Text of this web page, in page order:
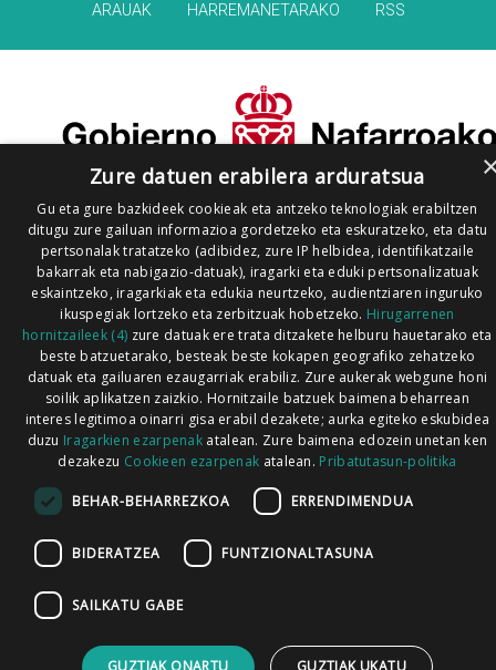
ARAUAK HARREMANETARAKO RSS
Zure datuen erabilera arduratsua
Gu eta gure bazkideek cookieak eta antzeko teknologiak erabiltzen
ditugu zure gailuan informazioa gordetzeko eta eskuratzeko, eta datu
pertsonalak tratatzeko (adibidez, zure IP helbidea, identifikatzaile
bakarrak eta nabigazio-datuak), iragarki eta eduki pertsonalizatuak
eskaintzeko, iragarkiak eta edukia neurtzeko, audientziaren inguruko
ikuspegiak lortzeko eta zerbitzuak hobetzeko. Hirugarrenen
hornitzaileek (4) zure datuak ere trata ditzakete helburu hauetarako eta
beste batzuetarako, besteak beste kokapen geografiko zehatzeko
datuak eta gailuaren ezaugarriak erabiliz. Zure aukerak webgune honi
soilik aplikatzen zaizkio. Hornitzaile batzuek baimena beharrean
interes legitimoa oinarri gisa erabil dezakete; aurka egiteko eskubidea
duzu Iragarkien ezarpenak atalean. Zure baimena edozein unetan ken
dezakezu Cookieen ezarpenak atalean. Pribatutasun-politika
BEHAR-BEHARREZKOA ERRENDIMENDUA
BIDERATZEA FUNTZIONALTASUNA
SAILKATU GABE
GUZTIAK ONARTU GUZTIAK UKATU